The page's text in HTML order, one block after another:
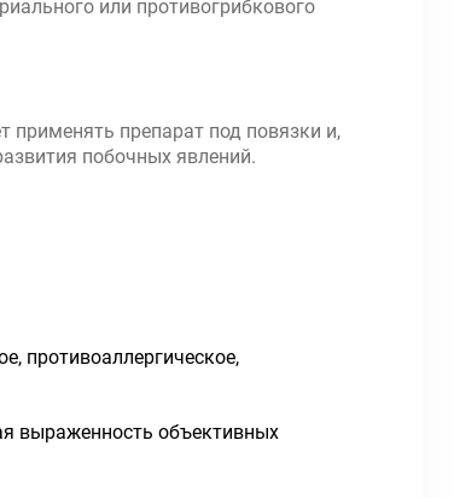
или противогрибкового
препарат под повязки и,
побочных явлений.
противоаллергическое,
выраженность объективных